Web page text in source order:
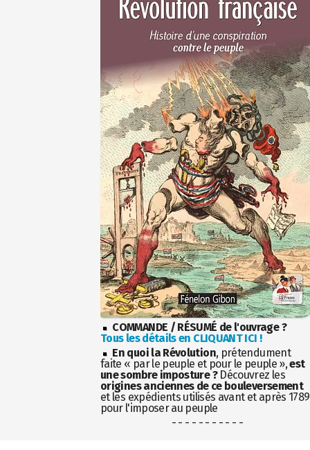
COMMANDE / RÉSUMÉ de l'ouvrage ?
Tous les détails en CLIQUANT ICI !
En quoi la Révolution, prétendument
faite « par le peuple et pour le peuple »,est
une sombre imposture ?Découvrez les
origines anciennes de ce bouleversement
et les expédients utilisés avant et après 1789
pour l'imposer au peuple
- - - - - - - - - - -